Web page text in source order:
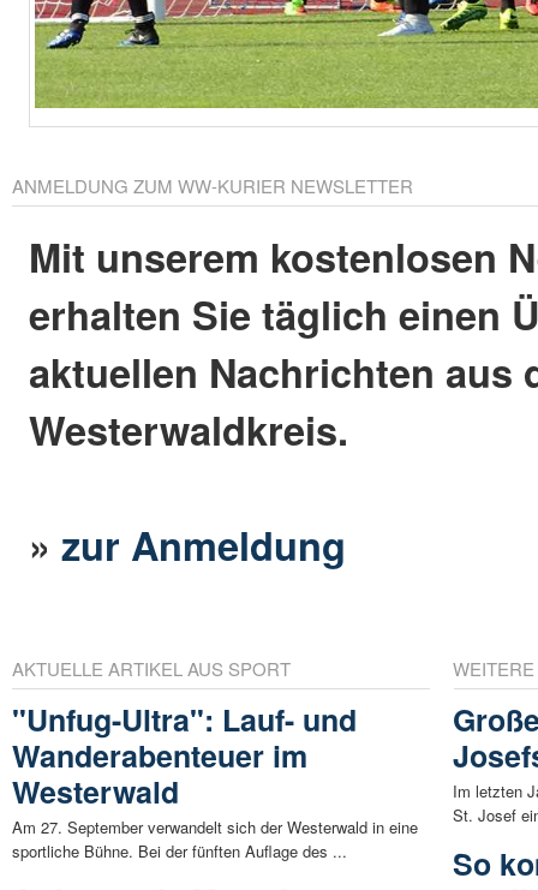
ANMELDUNG ZUM WW-KURIER NEWSLETTER
Mit unserem kostenlosen
erhalten Sie täglich einen
aktuellen Nachrichten aus
Westerwaldkreis.
»zur Anmeldung
AKTUELLE ARTIKEL AUS SPORT
"Unfug-Ultra": Lauf- und
Wanderabenteuer im
Westerwald
Am 27. September verwandelt sich der Westerwald in eine
sportliche Bühne. Bei der fünften Auflage des ...
Im letzten
St. Josef
So